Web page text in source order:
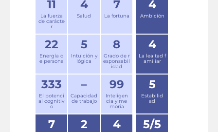
11
La fuerza
de carácte
r
4
Salud
7
La fortuna
22
Energía d
e persona
5
Intuición y
lógica
8
Grado de r
esponsabil
idad
333
El potenci
al cognitiv
o
–
Capacidad
de trabajo
99
Inteligen
cia y me
moria
4
Ambición
4
La lealtad f
amiliar
5
Estabilid
ad
7 2 4 5/5